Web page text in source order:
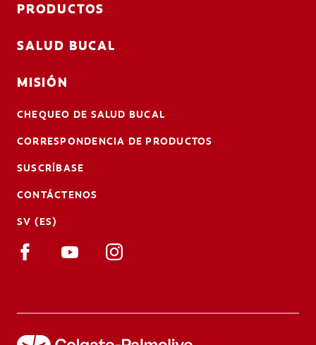
PRODUCTOS
SALUD BUCAL
MISIÓN
CHEQUEO DE SALUD BUCAL
CORRESPONDENCIA DE PRODUCTOS
SUSCRÍBASE
CONTÁCTENOS
SV (ES)